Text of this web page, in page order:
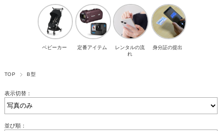
ベビーカー 定番アイテム
レンタルの流
れ
身分証の提出
TOP B型
表示切替：
並び順：